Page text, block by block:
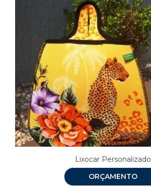
Lixocar Personalizado
ORÇAMENTO